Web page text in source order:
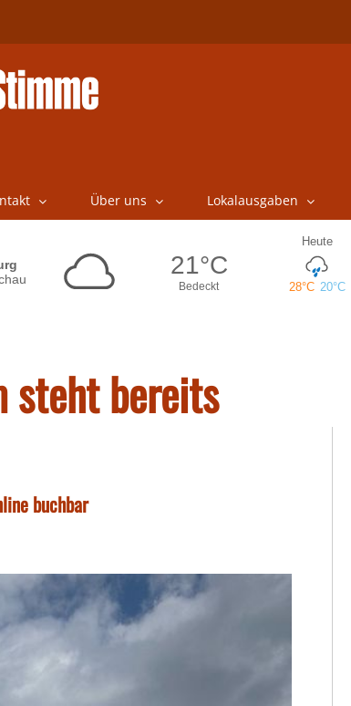
Über uns Lokalausgaben
steht bereits
buchbar